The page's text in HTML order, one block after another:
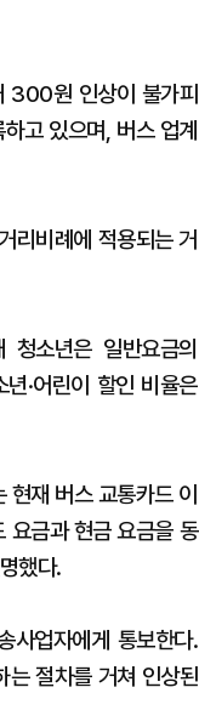
300원 인상이 불가피
고 있으며, 버스 업계
리비례에 적용되는 거
소년은 일반요금의
·어린이 할인 비율은
재 버스 교통카드 이
요금과 현금 요금을 동
했다.
사업자에게 통보한다.
는 절차를 거쳐 인상된